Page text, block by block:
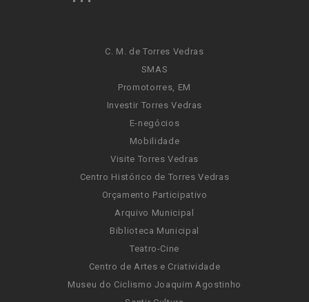
C. M. de Torres Vedras
SMAS
Promotorres, EM
Investir Torres Vedras
E-negócios
Mobilidade
Visite Torres Vedras
Centro Histórico de Torres Vedras
Orçamento Participativo
Arquivo Municipal
Biblioteca Municipal
Teatro-Cine
Centro de Artes e Criatividade
Museu do Ciclismo Joaquim Agostinho